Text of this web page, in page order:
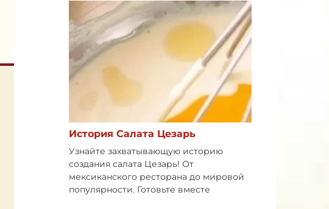
История Салата Цезарь
Узнайте захватывающую историю
создания салата Цезарь! От
мексиканского ресторана до мировой
популярности. Готовьте вместе